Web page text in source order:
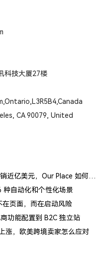
科技大厦27楼
CA 90079, United
DTC 厨具品牌出海案例：一口锅年销近亿美元，Our Place 如何建立信任体系
种自动化和个性化场景
页面，而在启动风险
功能配置到 B2C 独立站
涨，欧美跨境卖家怎么应对